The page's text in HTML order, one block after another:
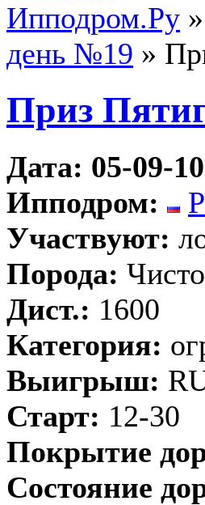
Ипподром.Ру »
день №19 »
Приз
Дата: 05-09-10
Ипподром:
Участвуют:
Порода:
Дист.: 1600
Категория:
Выигрыш:
Старт: 12-30
Покрытие
Состояние